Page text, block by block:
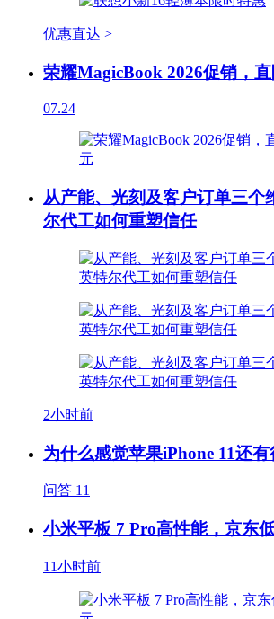
优惠直达 >
荣耀MagicBook 2026促销，
07.24
从产能、光刻及客户订单三个
尔代工如何重塑信任
2小时前
为什么感觉苹果iPhone 11还有
问答 11
小米平板 7 Pro高性能，京东
11小时前